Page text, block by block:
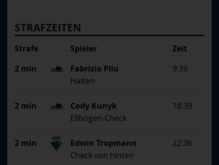
STRAFZEITEN
Strafe Zeit
Spieler
Begründung
2 min 9:39
Fabrizio Pilu
Halten
2 min 18:39
Cody Kunyk
Ellbogen-Check
2 min 22:36
Edwin Tropmann
Check von hinten